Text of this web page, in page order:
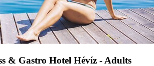
& Gastro Hotel Hévíz - Adults